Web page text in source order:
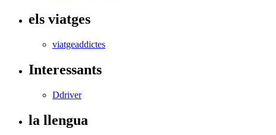
els viatges
viatgeaddictes
Interessants
Ddriver
la llengua